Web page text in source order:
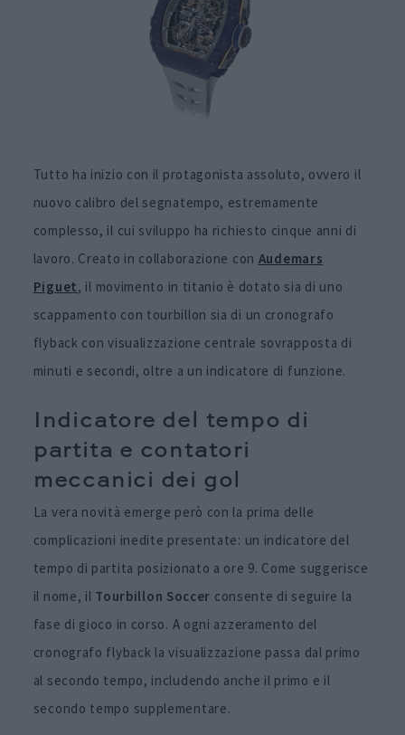
Tutto ha inizio con il protagonista assoluto, ovvero il
nuovo calibro del segnatempo, estremamente
complesso, il cui sviluppo ha richiesto cinque anni di
lavoro. Creato in collaborazione con Audemars
Piguet, il movimento in titanio è dotato sia di uno
scappamento con tourbillon sia di un cronografo
flyback con visualizzazione centrale sovrapposta di
minuti e secondi, oltre a un indicatore di funzione.
Indicatore del tempo di
partita e contatori
meccanici dei gol
La vera novità emerge però con la prima delle
complicazioni inedite presentate: un indicatore del
tempo di partita posizionato a ore 9. Come suggerisce
il nome, il Tourbillon Soccer consente di seguire la
fase di gioco in corso. A ogni azzeramento del
cronografo flyback la visualizzazione passa dal primo
al secondo tempo, includendo anche il primo e il
secondo tempo supplementare.